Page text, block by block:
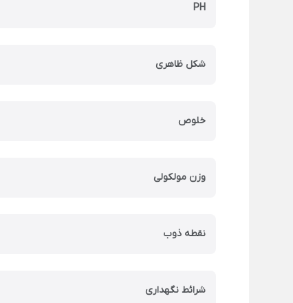
PH
شکل ظاهری
خلوص
وزن مولکولی
نقطه ذوب
شرائط نگهداری